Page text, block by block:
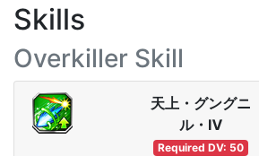
Skills
Overkiller Skill
天上・グングニ
ル・Ⅳ
Required DV: 50